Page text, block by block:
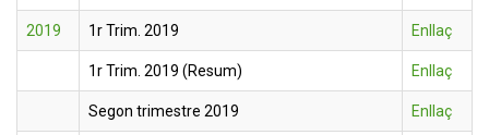
2019 1r Trim. 2019 Enllaç
1r Trim. 2019 (Resum) Enllaç
Segon trimestre 2019 Enllaç